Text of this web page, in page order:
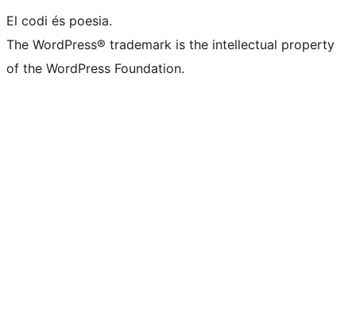
El codi és poesia.
The WordPress® trademark is the intellectual property
of the WordPress Foundation.